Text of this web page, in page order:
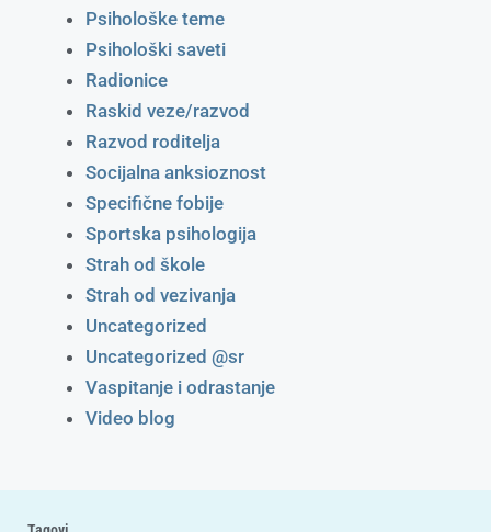
Psihološke teme
Psihološki saveti
Radionice
Raskid veze/razvod
Razvod roditelja
Socijalna anksioznost
Specifične fobije
Sportska psihologija
Strah od škole
Strah od vezivanja
Uncategorized
Uncategorized @sr
Vaspitanje i odrastanje
Video blog